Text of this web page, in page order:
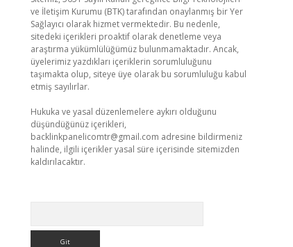
ve İletişim Kurumu (BTK) tarafından onaylanmış bir Yer
Sağlayıcı olarak hizmet vermektedir. Bu nedenle,
sitedeki içerikleri proaktif olarak denetleme veya
araştırma yükümlülüğümüz bulunmamaktadır. Ancak,
üyelerimiz yazdıkları içeriklerin sorumluluğunu
taşımakta olup, siteye üye olarak bu sorumluluğu kabul
etmiş sayılırlar.
Hukuka ve yasal düzenlemelere aykırı olduğunu
düşündüğünüz içerikleri,
backlinkpanelicomtr@gmail.com adresine bildirmeniz
halinde, ilgili içerikler yasal süre içerisinde sitemizden
kaldırılacaktır.